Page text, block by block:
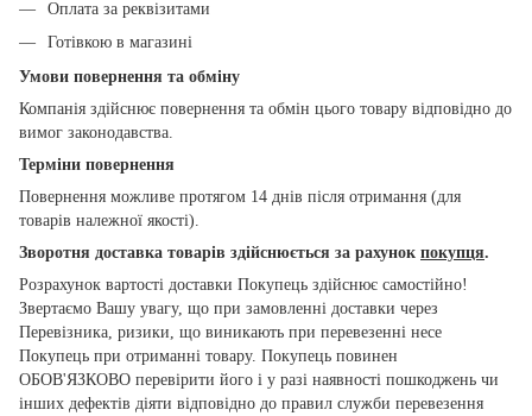
Оплата за реквізитами
Готівкою в магазині
Умови повернення та обміну
Компанія здійснює повернення та обмін цього товару відповідно до
вимог законодавства.
Терміни повернення
Повернення можливе протягом 14 днів після отримання (для
товарів належної якості).
Зворотня доставка товарів здійснюється за рахунок покупця.
Розрахунок вартості доставки Покупець здійснює самостійно!
Звертаємо Вашу увагу, що при замовленні доставки через
Перевізника, ризики, що виникають при перевезенні несе
Покупець при отриманні товару. Покупець повинен
ОБОВ'ЯЗКОВО перевірити його і у разі наявності пошкоджень чи
інших дефектів діяти відповідно до правил служби перевезення